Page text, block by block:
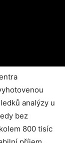
analýzy u
bez
800 tisíc